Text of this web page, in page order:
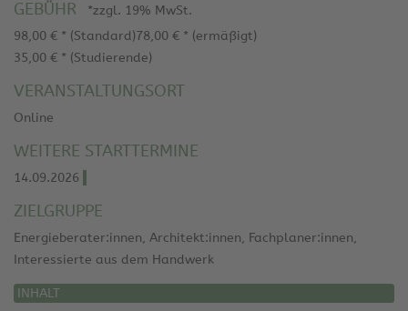
GEBÜHR
*zzgl. 19% MwSt.
98,00 € * (Standard)78,00 € * (ermäßigt)
35,00 € * (Studierende)
VERANSTALTUNGSORT
Online
WEITERE STARTTERMINE
14.09.2026
ZIELGRUPPE
Energieberater:innen, Architekt:innen, Fachplaner:innen,
Interessierte aus dem Handwerk
INHALT